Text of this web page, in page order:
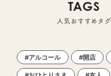
TAGS
人気おすすめタグ
アルコール 開店